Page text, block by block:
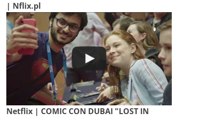
| Nflix.pl
Netflix | COMIC CON DUBAI "LOST IN